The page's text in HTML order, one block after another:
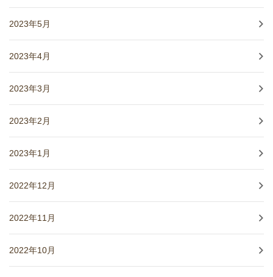
2023年5月
2023年4月
2023年3月
2023年2月
2023年1月
2022年12月
2022年11月
2022年10月